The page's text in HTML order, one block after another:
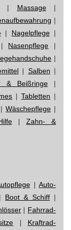
| Massage|
|
| Nagelpflege|
| Nasenpflege |
|
| Salben |
& Beißringe|
|Tabletten |
| Wäschepflege |
| Zahn- &
| Auto-
Boot & Schiff |
| Fahrrad-
| Kraftrad-